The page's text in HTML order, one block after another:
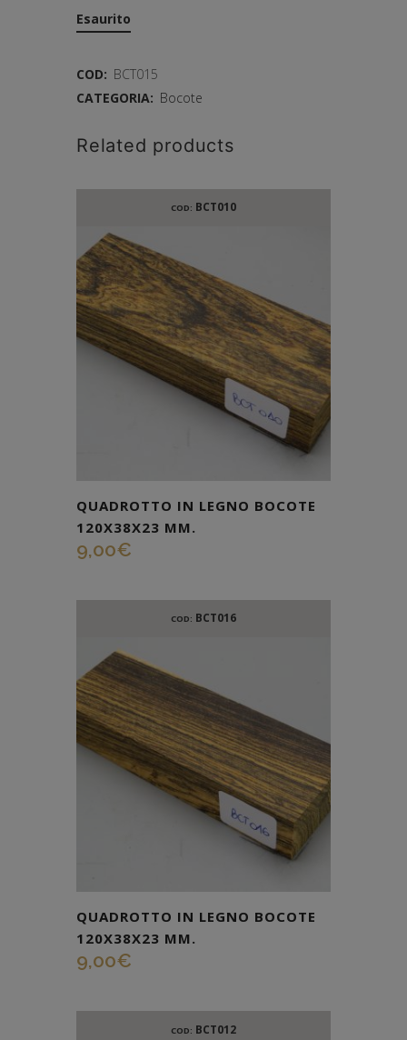
Esaurito
COD: BCT015
CATEGORIA: Bocote
Related products
COD: BCT010
QUADROTTO IN LEGNO BOCOTE
120X38X23 MM.
9,00€
COD: BCT016
QUADROTTO IN LEGNO BOCOTE
120X38X23 MM.
9,00€
COD: BCT012